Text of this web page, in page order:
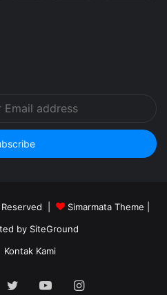
| Simarmata Theme
by SiteGround
Kontak Kami
Twitter YouTubeInstagram